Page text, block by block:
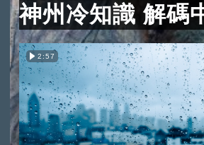
神州冷知識 解碼
2:57